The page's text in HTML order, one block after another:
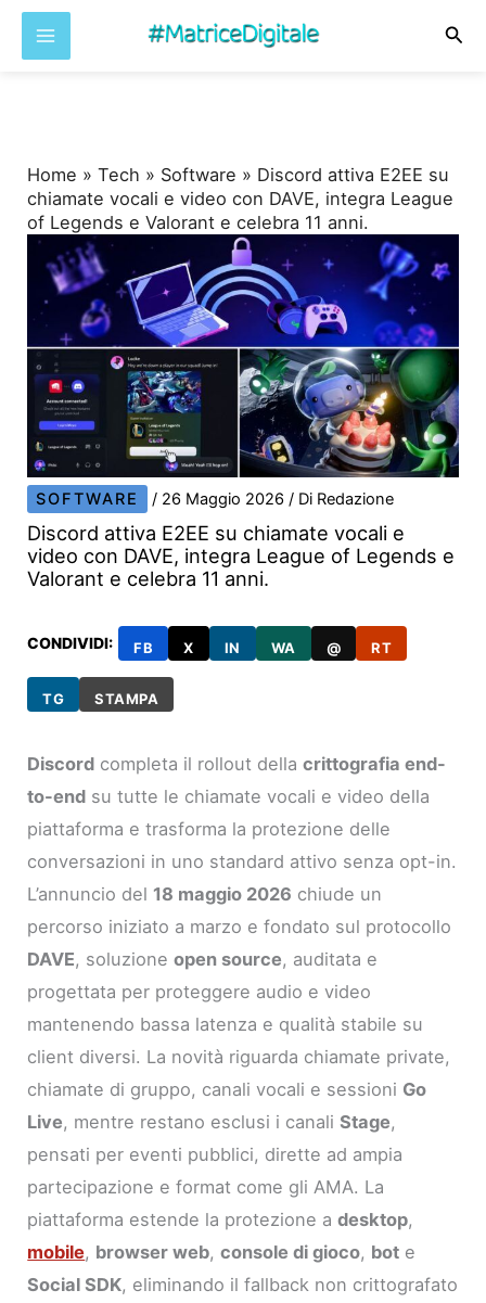
Home »Tech » Software » Discord attiva E2EE su
chiamate vocali e video con DAVE, integra League
of Legends e Valorant e celebra 11 anni.
SOFTWARE / 26 Maggio 2026/ Di Redazione
Discord attiva E2EE su chiamate vocali e
video con DAVE, integra League of Legends e
Valorant e celebra 11 anni.
CONDIVIDI: FB X IN WA @ RT
TG STAMPA
Discord completa il rollout dellacrittografia end-
to-end su tutte le chiamate vocali e video della
piattaforma e trasforma la protezione delle
conversazioni in uno standard attivo senza opt-in.
L’annuncio del 18 maggio 2026 chiude un
percorso iniziato a marzo e fondato sul protocollo
DAVE, soluzioneopen source, auditata e
progettata per proteggere audio e video
mantenendo bassa latenza e qualità stabile su
client diversi. La novità riguarda chiamate private,
chiamate di gruppo, canali vocali e sessioni Go
Live, mentre restano esclusi i canaliStage,
pensati per eventi pubblici, dirette ad ampia
partecipazione e format come gli AMA. La
piattaforma estende la protezione adesktop,
mobile, browser web,console di gioco, bot e
Social SDK, eliminando il fallback non crittografato